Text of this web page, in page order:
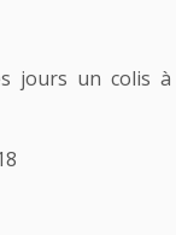
jours un colis à